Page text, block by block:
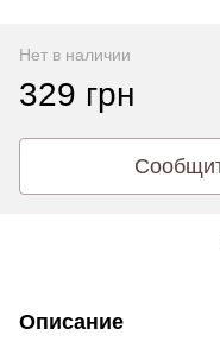
Нет в наличии
329 грн
Описание